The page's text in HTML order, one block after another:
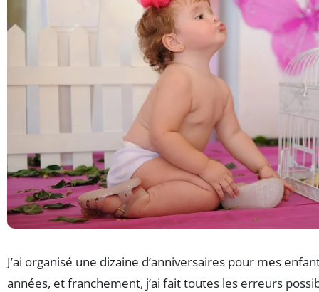
J’ai organisé une dizaine d’anniversaires pour mes
années, et franchement, j’ai fait toutes les erreurs